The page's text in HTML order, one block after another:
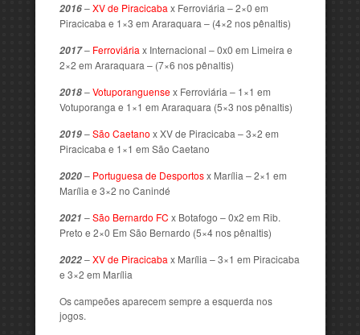
2016–XV de Piracicaba x Ferroviária – 2×0 em
Piracicaba e 1×3 em Araraquara – (4×2 nos pênaltis)
2017– Ferroviária x Internacional – 0x0 em Limeira e
2×2 em Araraquara – (7×6 nos pênaltis)
2018–Votuporanguensex Ferroviária – 1×1 em
Votuporanga e 1×1 em Araraquara (5×3 nos pênaltis)
2019–São Caetano x XV de Piracicaba – 3×2 em
Piracicaba e 1×1 em São Caetano
2020– Portuguesa de Desportosx Marília – 2×1 em
Marília e 3×2 no Canindé
2021 –São Bernardo FC x Botafogo – 0x2 em Rib.
Preto e 2×0 Em São Bernardo (5×4 nos pênaltis)
2022–XV de Piracicaba x Marília – 3×1 em Piracicaba
e 3×2 em Marília
Os campeões aparecem sempre a esquerda nos
jogos.